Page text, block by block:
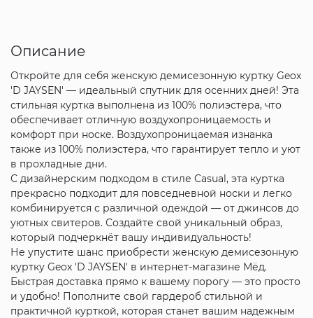
Описание
Откройте для себя женскую демисезонную куртку Geox
'D JAYSEN' — идеальный спутник для осенних дней! Эта
стильная куртка выполнена из 100% полиэстера, что
обеспечивает отличную воздухопроницаемость и
комфорт при носке. Воздухопроницаемая изнанка
также из 100% полиэстера, что гарантирует тепло и уют
в прохладные дни.
С дизайнерским подходом в стиле Casual, эта куртка
прекрасно подходит для повседневной носки и легко
комбинируется с различной одеждой — от джинсов до
уютных свитеров. Создайте свой уникальный образ,
который подчеркнёт вашу индивидуальность!
Не упустите шанс приобрести женскую демисезонную
куртку Geox 'D JAYSEN' в интернет-магазине Мёд.
Быстрая доставка прямо к вашему порогу — это просто
и удобно! Пополните свой гардероб стильной и
практичной курткой, которая станет вашим надежным